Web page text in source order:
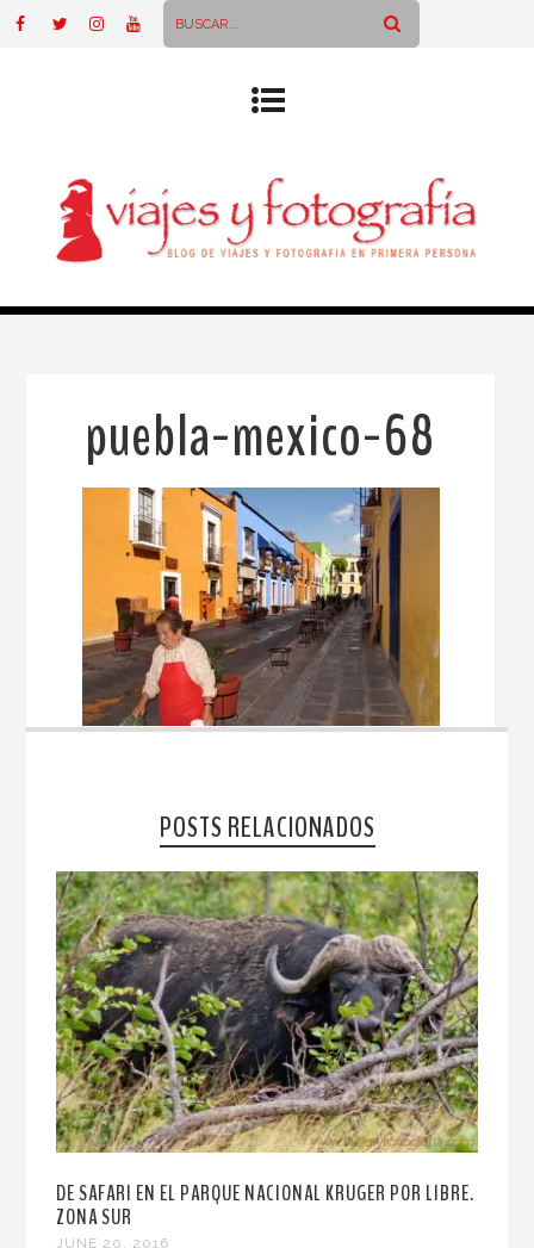
puebla-mexico-68
POSTS RELACIONADOS
DE SAFARI EN EL PARQUE NACIONAL KRUGER POR LIBRE.
ZONA SUR
JUNE 20, 2016